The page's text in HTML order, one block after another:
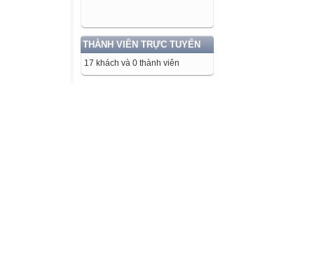
THÀNH VIÊN TRỰC TUYẾN
17 khách và 0 thành viên